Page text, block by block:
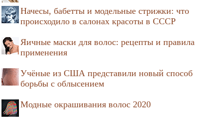
Начесы, бабетты и модельные стрижки: что
происходило в салонах красоты в СССР
Яичные маски для волос: рецепты и правила
применения
Учёные из США представили новый способ
борьбы с облысением
Модные окрашивания волос 2020